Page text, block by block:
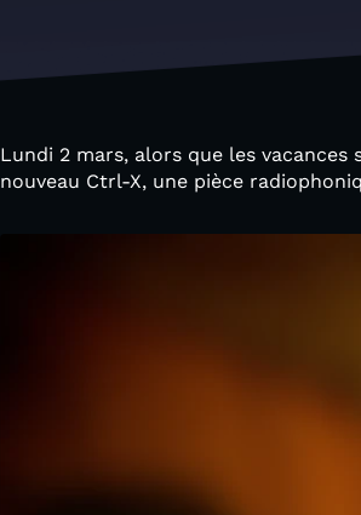
Lundi 2 mars, alors que les
nouveau Ctrl-X, une pièce